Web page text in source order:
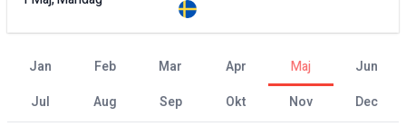
jan feb mar apr maj
jun
jul
aug sep okt nov dec